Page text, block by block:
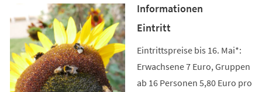
Informationen
Eintritt
Eintrittspreise bis 16. Mai*:
Erwachsene 7 Euro, Gruppen
ab 16 Personen 5,80 Euro pro